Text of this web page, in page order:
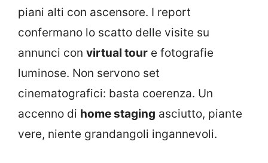
piani alti con ascensore. I report
confermano lo scatto delle visite su
annunci con virtual tour e fotografie
luminose. Non servono set
cinematografici: basta coerenza. Un
accenno di home staging asciutto, piante
vere, niente grandangoli ingannevoli.